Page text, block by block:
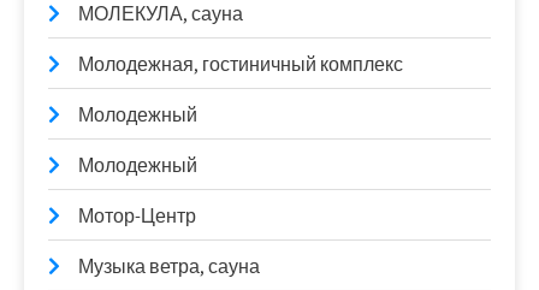
МОЛЕКУЛА, сауна
Молодежная, гостиничный комплекс
Молодежный
Молодежный
Мотор-Центр
Музыка ветра, сауна